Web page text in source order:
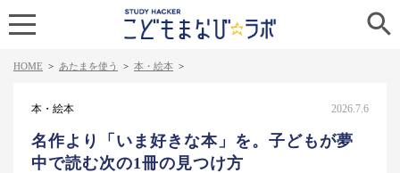

HOME > あたまを使う > 本・絵本 >
本・絵本 2026.7.6
名作より「いま好きな本」を。子どもが夢
中で読む次の1冊の見つけ方